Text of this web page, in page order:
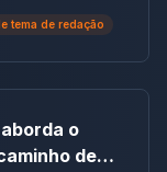
ao
tema de redação
o
de